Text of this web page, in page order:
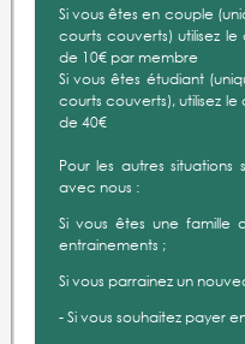
technique retenue
mais beaucoup plus
preuves.
>> En savoir +